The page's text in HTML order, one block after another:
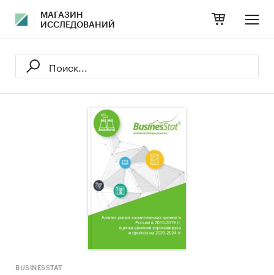
МАГАЗИН
ИССЛЕДОВАНИЙ
BUSINESSTAT